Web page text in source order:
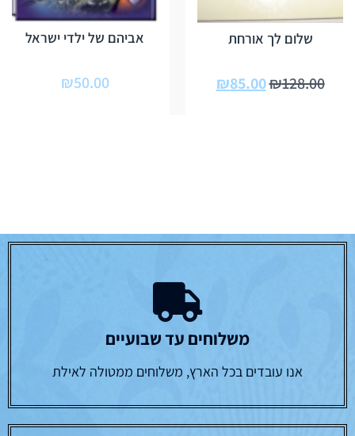
שלום לך אורחת
₪128.00
₪85.00
אביהם של ילדי ישראל
₪50.00
משלוחים עד שבועיים
אנו עובדים בכל הארץ, משלוחים ממטולה לאילת